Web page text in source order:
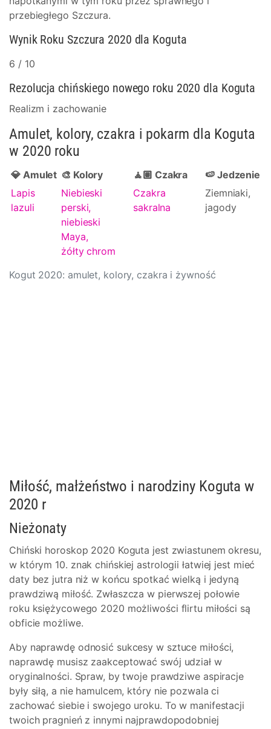
przebiegłego Szczura.
Wynik Roku Szczura 2020 dla Koguta
6 / 10
Rezolucja chińskiego nowego roku 2020 dla Koguta
Realizm i zachowanie
Amulet, kolory, czakra i pokarm dla Koguta
w 2020 roku
Kogut 2020: amulet, kolory, czakra i żywność
💎 Amulet 🎨 Kolory 🧘🏽 Czakra
🍉 Jedzenie
Lapis
lazuli
Niebieski
perski,
niebieski
Maya,
żółty chrom
Czakra
sakralna
Ziemniaki,
jagody
Miłość, małżeństwo i narodziny Koguta w
2020 r
Nieżonaty
Chiński horoskop 2020 Koguta jest zwiastunem okresu,
w którym 10. znak chińskiej astrologii łatwiej jest mieć
daty bez jutra niż w końcu spotkać wielką i jedyną
prawdziwą miłość. Zwłaszcza w pierwszej połowie
roku księżycowego 2020 możliwości flirtu miłości są
obficie możliwe.
Aby naprawdę odnosić sukcesy w sztuce miłości,
naprawdę musisz zaakceptować swój udział w
oryginalności. Spraw, by twoje prawdziwe aspiracje
były siłą, a nie hamulcem, który nie pozwala ci
zachować siebie i swojego uroku. To w manifestacji
twoich pragnień z innymi najprawdopodobniej